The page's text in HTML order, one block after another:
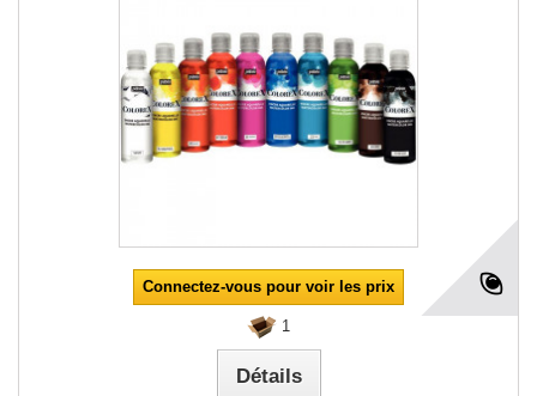
Connectez-vous pour voir les prix
1
Détails